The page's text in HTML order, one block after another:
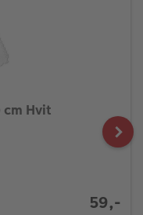
Hvit
59,-